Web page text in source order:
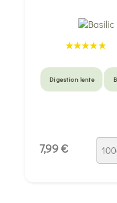
Digestion lente
7,99 €